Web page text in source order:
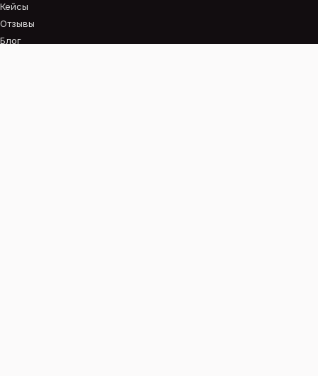
Кейсы
Отзывы
Блог